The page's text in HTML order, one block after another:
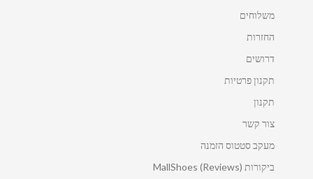
משלוחים
החזרות
דרושים
תקנון פרטיות
תקנון
צור קשר
מעקב סטטוס הזמנה
ביקורות MallShoes (Reviews)